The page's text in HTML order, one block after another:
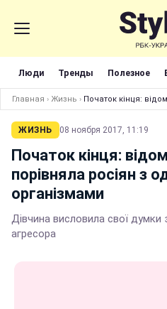
Люди Тренды Полезное
Главная › Жизнь › Початок кінця:
ЖИЗНЬ 08 ноября 2017, 11:19
Початок кінця:
порівняла росіян з
організмами
Дівчина висловила свої
агресора